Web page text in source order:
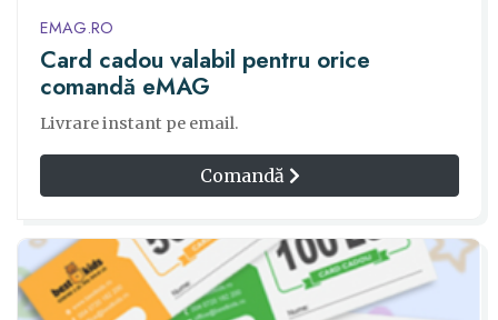
EMAG.RO
Card cadou valabil pentru orice
comandă eMAG
Livrare instant pe email.
Comandă